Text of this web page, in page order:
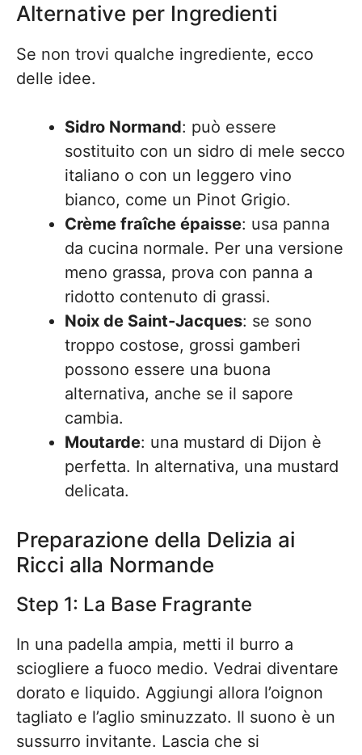
Alternative per Ingredienti
Se non trovi qualche ingrediente, ecco
delle idee.
Sidro Normand: può essere
sostituito con un sidro di mele secco
italiano o con un leggero vino
bianco, come un Pinot Grigio.
Crème fraîche épaisse: usa panna
da cucina normale. Per una versione
meno grassa, prova con panna a
ridotto contenuto di grassi.
Noix de Saint-Jacques: se sono
troppo costose, grossi gamberi
possono essere una buona
alternativa, anche se il sapore
cambia.
Moutarde: una mustard di Dijon è
perfetta. In alternativa, una mustard
delicata.
Preparazione della Delizia ai
Ricci alla Normande
Step 1: La Base Fragrante
In una padella ampia, metti il burro a
sciogliere a fuoco medio. Vedrai diventare
dorato e liquido. Aggiungi allora l’oignon
tagliato e l’aglio sminuzzato. Il suono è un
sussurro invitante. Lascia che si